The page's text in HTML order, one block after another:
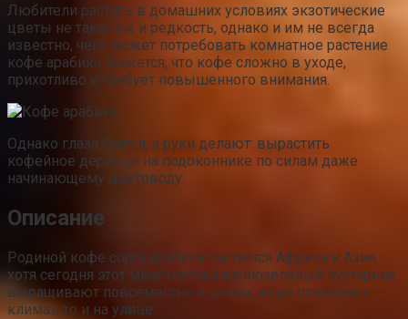
Любители растить в домашних условиях экзотические
цветы не такая уж и редкость, однако и им не всегда
известно, чего может потребовать комнатное растение
кофе арабика. Кажется, что кофе сложно в уходе,
прихотливо и требует повышенного внимания.
Однако глаза боятся, а руки делают: вырастить
кофейное деревце на подоконнике по силам даже
начинающему цветоводу.
Описание
Родиной кофе сорта арабика считается Африка и Азия,
хотя сегодня этот многолетний вечнозелёный кустарник
выращивают повсеместно в домах, а где позволяет
климат, то и на улице.